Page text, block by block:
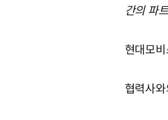
간의 파
현대모
협력사